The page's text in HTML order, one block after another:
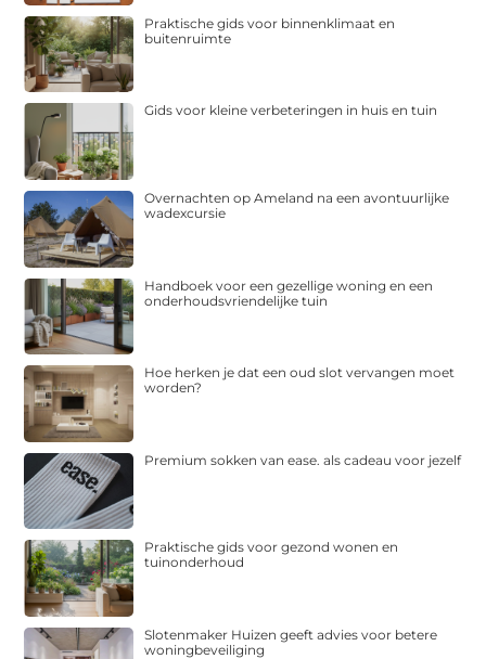
Praktische gids voor binnenklimaat en
buitenruimte
Gids voor kleine verbeteringen in huis en tuin
Overnachten op Ameland na een avontuurlijke
wadexcursie
Handboek voor een gezellige woning en een
onderhoudsvriendelijke tuin
Hoe herken je dat een oud slot vervangen moet
worden?
Premium sokken van ease. als cadeau voor jezelf
Praktische gids voor gezond wonen en
tuinonderhoud
Slotenmaker Huizen geeft advies voor betere
woningbeveiliging